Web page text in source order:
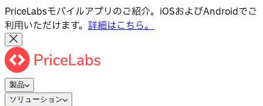
PriceLabsモバイルアプリのご紹介。iOSおよびAndroidでご
利用いただけます。 詳細はこちら。
製品
ソリューション